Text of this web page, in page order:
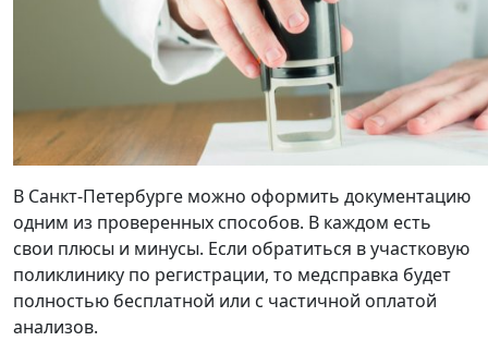
В Санкт-Петербурге можно оформить документацию
одним из проверенных способов. В каждом есть
свои плюсы и минусы. Если обратиться в участковую
поликлинику по регистрации, то медсправка будет
полностью бесплатной или с частичной оплатой
анализов.